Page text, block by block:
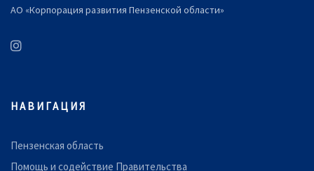
АО «Корпорация развития Пензенской области»
НАВИГАЦИЯ
Пензенская область
Помощь и содействие Правительства